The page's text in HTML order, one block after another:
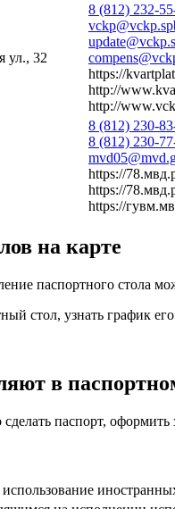
ул., 32
8 (812) 232-
https://
http://
http://
8 (812) 230-
8 (812) 230-
https://
https://
https://
на карте
паспортного стола
стол, узнать график
в
паспорт,